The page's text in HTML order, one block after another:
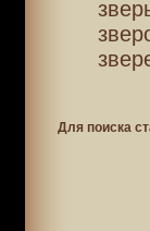
Для поиска